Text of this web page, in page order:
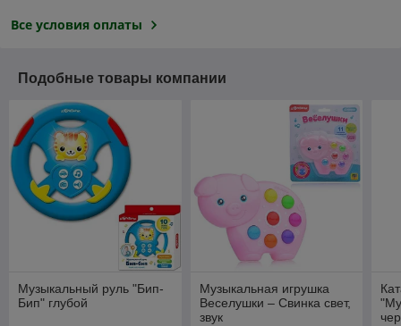
Все условия оплаты
Подобные товары компании
Музыкальный руль "Бип-
Бип" глубой
Музыкальная игрушка
Веселушки – Свинка свет,
звук